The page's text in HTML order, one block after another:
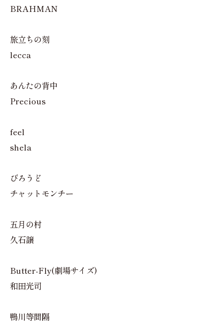
BRAHMAN
旅立ちの刻
lecca
あんたの背中
Precious
feel
shela
びろうど
チャットモンチー
五月の村
久石譲
Butter-Fly(劇場サイズ)
和田光司
鴨川等間隔